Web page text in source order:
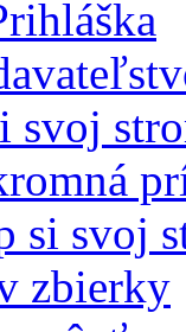
svoj
si svoj
zbierky